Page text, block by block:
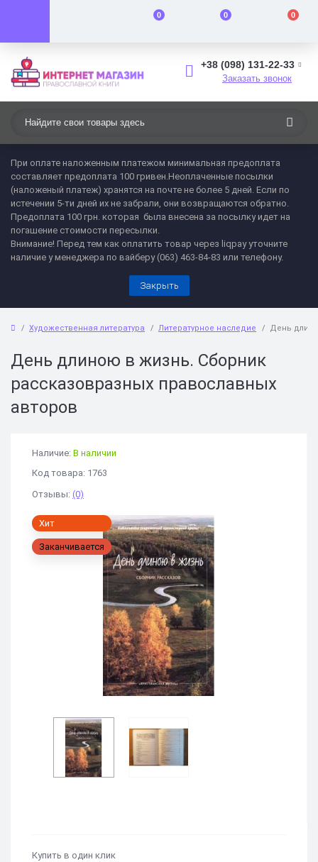
0 0 0
+38 (098) 131-22-33
Заказать звонок
При оплате наложенным платежом минимальная предоплата
составляет предоплата 100 гривен.Неоплаченные посылки
(наложеный платеж) хранятся на почте не более 5 дней. Если по
истечении 5-ти дней их не забрали, они возвращаются обратно.
Предоплата 100 грн. которая была внесена за посылку идет на
погашение стоимости пересылки.
Внимание! Перед тем как оплатить товар через liqpay уточните
наличие у менеджера по вайберу (063) 463-84-83 или телефону.
Закрыть
Художественная литература Литературное наследие День
День длиною в жизнь. Сборник
рассказовразных православных
авторов
Наличие: В наличии
Код товара: 1763
Отзывы: (0)
Хит
Заканчивается
Купить в один клик